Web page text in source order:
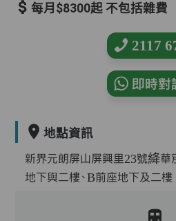
每月$8300起 不包括雜費
2117
即時對
地點資訊
新界元朗屏山屏興里23號絳華
地下與二樓、B前座地下及二樓